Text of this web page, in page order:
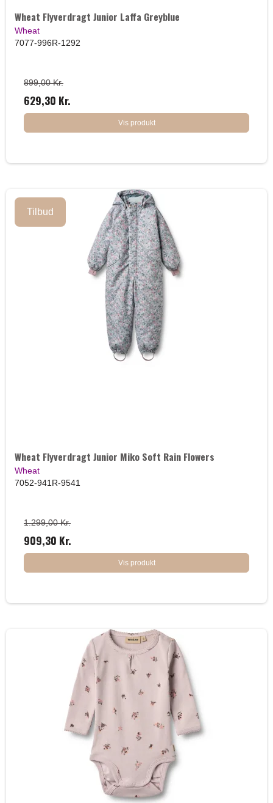
Wheat Flyverdragt Junior Laffa Greyblue
Wheat
7077-996R-1292
899,00 Kr.
629,30 Kr.
Vis produkt
Tilbud
Wheat Flyverdragt Junior Miko Soft Rain Flowers
Wheat
7052-941R-9541
1.299,00 Kr.
909,30 Kr.
Vis produkt